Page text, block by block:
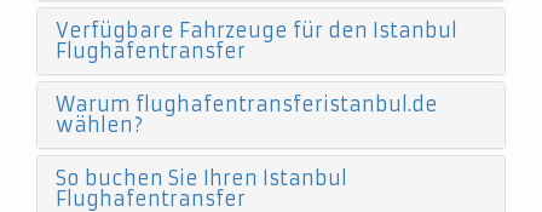
Verfügbare Fahrzeuge für den Istanbul
Flughafentransfer
Warum flughafentransferistanbul.de
wählen?
So buchen Sie Ihren Istanbul
Flughafentransfer